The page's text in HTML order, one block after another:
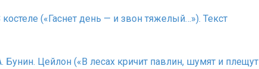
(«Гаснет день — и звон тяжелый…»). Текст
Бунин. Цейлон («В лесах кричит павлин, шумят и плещут